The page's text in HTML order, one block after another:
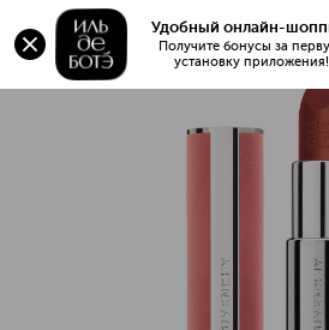
Удобный онлайн-
Получите бонусы за
установку приложения!
Le Rouge Sheer Velvet Легкая